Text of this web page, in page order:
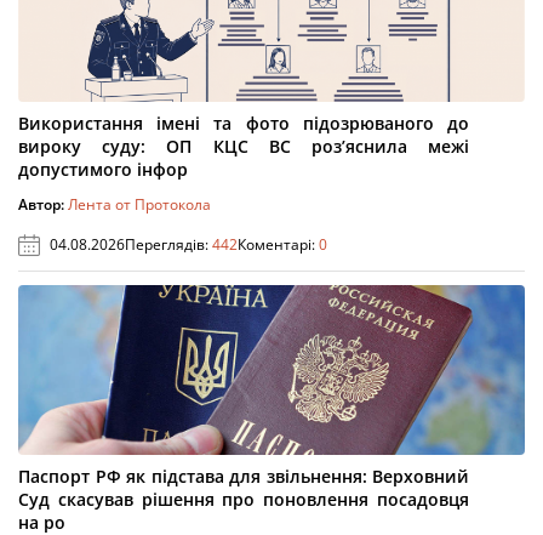
Використання імені та фото підозрюваного до
вироку суду: ОП КЦС ВС роз’яснила межі
допустимого інфор
Автор:Лента от Протокола
04.08.2026Переглядів:442Коментарі:0
Паспорт РФ як підстава для звільнення: Верховний
Суд скасував рішення про поновлення посадовця
на ро